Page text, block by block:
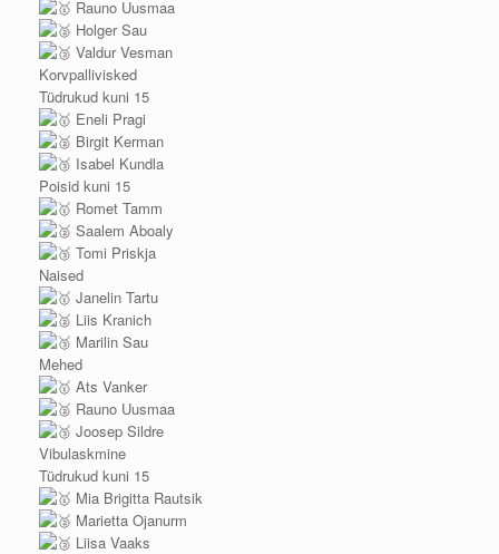
Rauno Uusmaa
Holger Sau
Valdur Vesman
Korvpallivisked
Tüdrukud kuni 15
Eneli Pragi
Birgit Kerman
Isabel Kundla
Poisid kuni 15
Romet Tamm
Saalem Aboaly
Tomi Priskja
Naised
Janelin Tartu
Liis Kranich
Marilin Sau
Mehed
Ats Vanker
Rauno Uusmaa
Joosep Sildre
Vibulaskmine
Tüdrukud kuni 15
Mia Brigitta Rautsik
Marietta Ojanurm
Liisa Vaaks